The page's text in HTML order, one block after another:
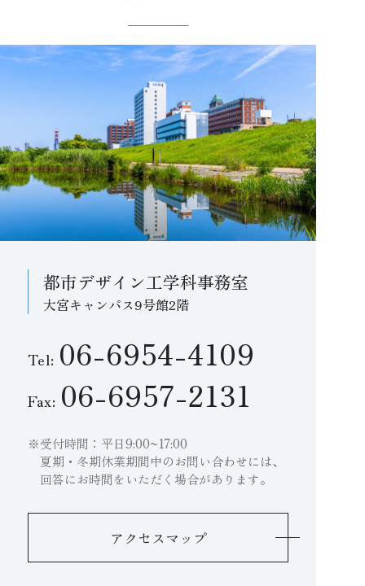
都市デザイン工学科事務室
大宮キャンパス9号館2階
Tel: 06-6954-4109
Fax: 06-6957-2131
受付時間：平日9:00~17:00
夏期・冬期休業期間中のお問い合わせには、
回答にお時間をいただく場合があります。
アクセスマップ